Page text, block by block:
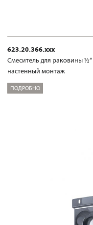
623.20.366.xxx
Смеситель для раковины ½“
настенный монтаж
ПОДРОБНО